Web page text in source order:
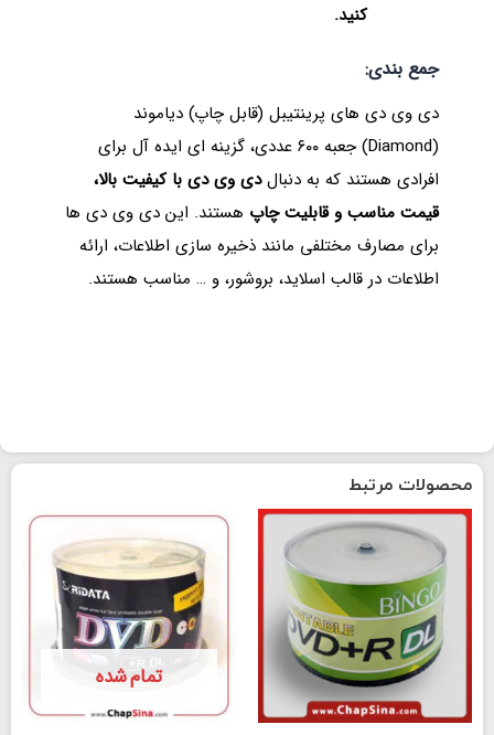
کنید.
جمع بندی:
دی وی دی های پرینتیبل (قابل چاپ) دیاموند
(Diamond) جعبه ۶۰۰ عددی، گزینه ای ایده آل برای
افرادی هستند که به دنبالدی وی دی با کیفیت بالا،
قیمت مناسب و قابلیت چاپ هستند. این دی وی دی ها
برای مصارف مختلفی مانند ذخیره سازی اطلاعات، ارائه
اطلاعات در قالب اسلاید، بروشور، و … مناسب هستند.
محصولات مرتبط
تمام شده